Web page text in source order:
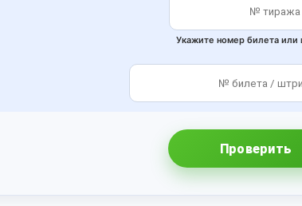
Укажите номер билета или
Проверить